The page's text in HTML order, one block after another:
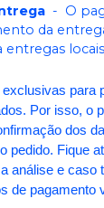
- O
da
entregas
para
Por isso, o
dos
pedido. Fique
análise e caso
de pagamento